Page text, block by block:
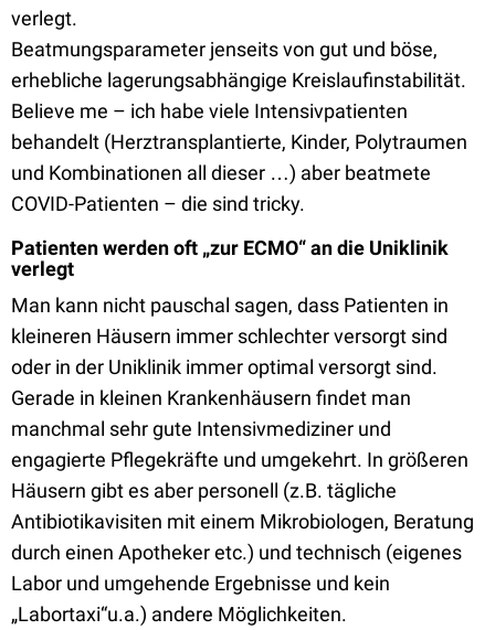
verlegt.
Beatmungsparameter jenseits von gut und böse,
erhebliche lagerungsabhängige Kreislaufinstabilität.
Believe me – ich habe viele Intensivpatienten
behandelt (Herztransplantierte, Kinder, Polytraumen
und Kombinationen all dieser …) aber beatmete
COVID-Patienten – die sind tricky.
Patienten werden oft „zur ECMO“ an die Uniklinik
verlegt
Man kann nicht pauschal sagen, dass Patienten in
kleineren Häusern immer schlechter versorgt sind
oder in der Uniklinik immer optimal versorgt sind.
Gerade in kleinen Krankenhäusern findet man
manchmal sehr gute Intensivmediziner und
engagierte Pflegekräfte und umgekehrt. In größeren
Häusern gibt es aber personell (z.B. tägliche
Antibiotikavisiten mit einem Mikrobiologen, Beratung
durch einen Apotheker etc.) und technisch (eigenes
Labor und umgehende Ergebnisse und kein
„Labortaxi“u.a.) andere Möglichkeiten.